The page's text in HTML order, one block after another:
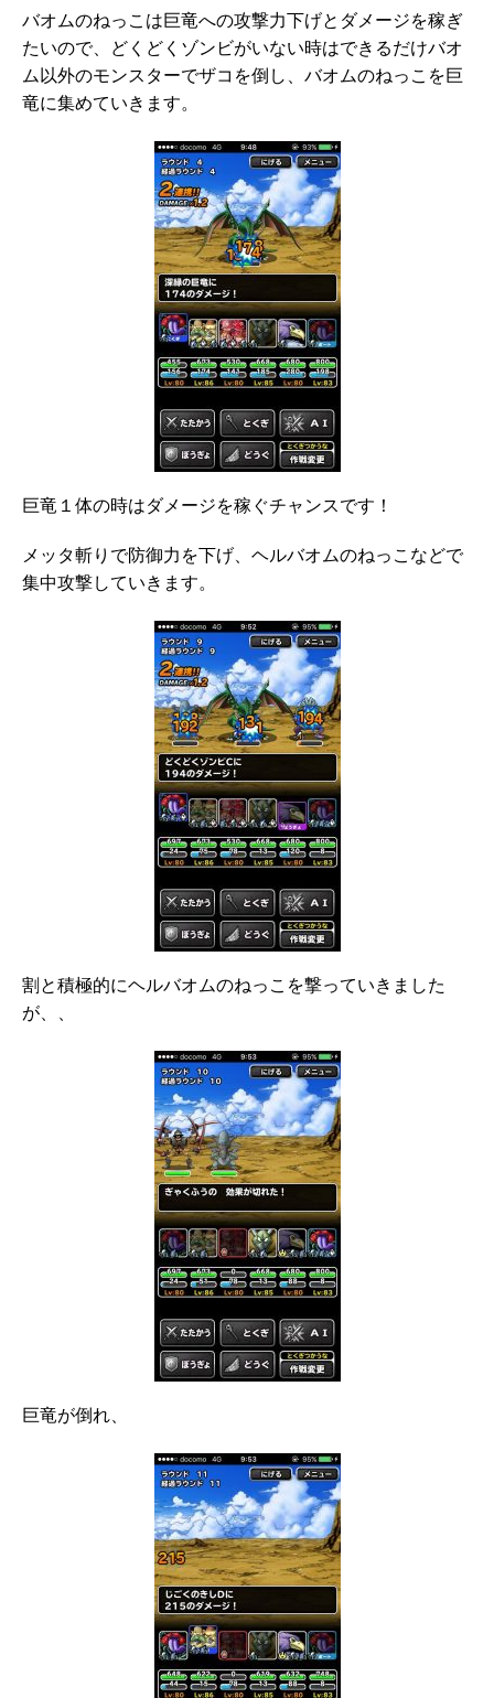
バオムのねっこは巨竜への攻撃力下げとダメージを稼ぎ
たいので、どくどくゾンビがいない時はできるだけバオ
ム以外のモンスターでザコを倒し、バオムのねっこを巨
竜に集めていきます。
巨竜１体の時はダメージを稼ぐチャンスです！
メッタ斬りで防御力を下げ、ヘルバオムのねっこなどで
集中攻撃していきます。
割と積極的にヘルバオムのねっこを撃っていきました
が、、
巨竜が倒れ、